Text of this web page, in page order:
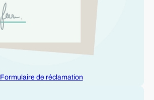
Formulaire de réclamation